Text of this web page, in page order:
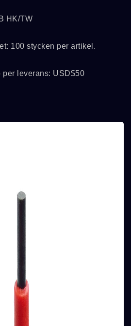
HK/TW
100 stycken per artikel.
leverans: USD$50